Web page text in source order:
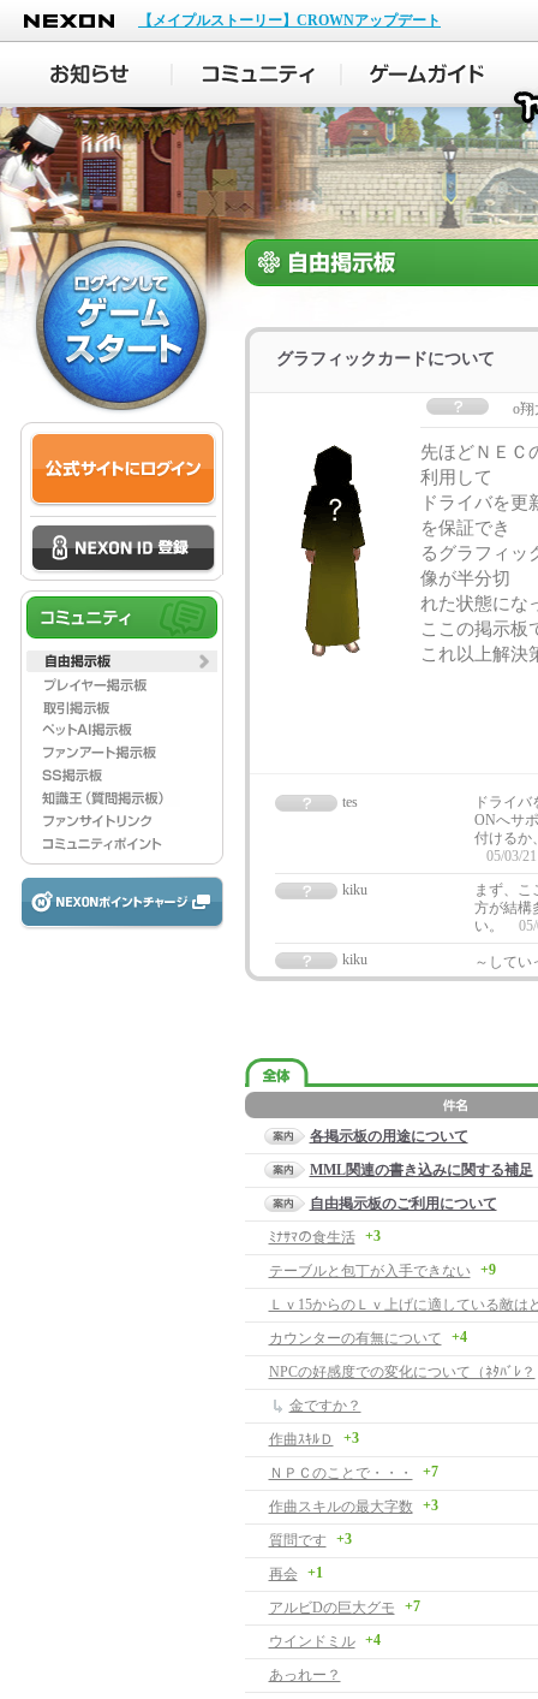
NEXON
【メイプルストーリー】CROWNアップデート
グラフィックカードについて
o翔
先ほどＮＥＣ
利用して
ドライバを
を保証でき
るグラフィッ
像が半分切
れた状態にな
ここの掲示板
これ以上解決
tes
ドライ
ONへサ
付けるか
05/03/
kiku
まず、こ
方が結構
い。
kiku
～して
各掲示板の用途について
MML関連の書き込みに関する補足
自由掲示板のご利用について
ﾐﾅｻﾏの食生活
+3
テーブルと包丁が入手できない +9
Ｌｖ15からのＬｖ上げに適している敵は
カウンターの有無について
+4
NPCの好感度での変化について（ﾈﾀﾊﾞﾚ？
金ですか？
作曲ｽｷﾙＤ
+3
ＮＰＣのことで・・・ +7
作曲スキルの最大字数 +3
質問です +3
再会 +1
アルビDの巨大グモ +7
ウインドミル +4
あっれー？